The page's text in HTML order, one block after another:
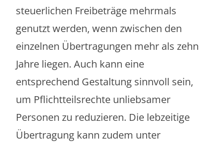
steuerlichen Freibeträge mehrmals
genutzt werden, wenn zwischen den
einzelnen Übertragungen mehr als zehn
Jahre liegen. Auch kann eine
entsprechend Gestaltung sinnvoll sein,
um Pflichtteilsrechte unliebsamer
Personen zu reduzieren. Die lebzeitige
Übertragung kann zudem unter